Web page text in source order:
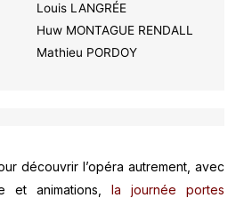
Louis LANGRÉE
Huw MONTAGUE RENDALL
Mathieu PORDOY
découvrir l’opéra autrement, avec
et animations, la journée portes